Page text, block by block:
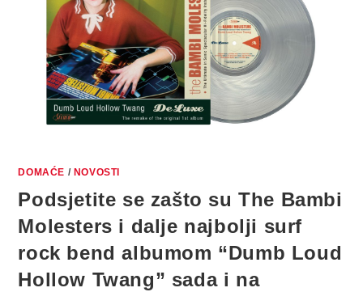
DOMAĆE / NOVOSTI
Podsjetite se zašto su The Bambi
Molesters i dalje najbolji surf
rock bend albumom “Dumb Loud
Hollow Twang” sada i na